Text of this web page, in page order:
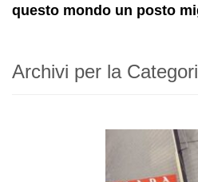
questo mondo un posto
Archivi per la